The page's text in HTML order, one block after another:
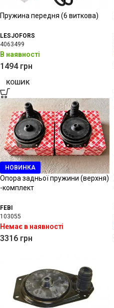
Пружина передня (6 виткова)
LESJOFORS
4063499
В наявності
1494 грн
КОШИК
НОВИНКА
Опора задньої пружини (верхня)
-комплект
FEBI
103055
Немає в наявності
3316 грн